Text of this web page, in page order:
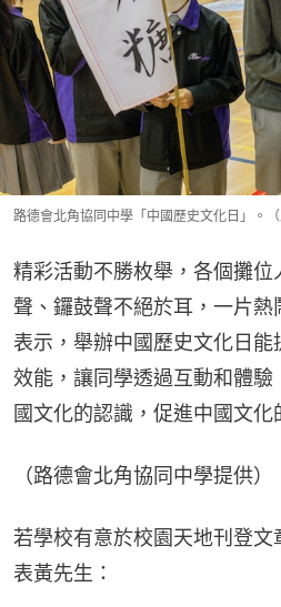
路德會北角協同中學「中國歷史文化日」。
精彩活動不勝枚舉，各個攤位
聲、鑼鼓聲不絕於耳，一片
表示，舉辦中國歷史文化日能
效能，讓同學透過互動和體
國文化的認識，促進中國文化
（路德會北角協同中學提供）
若學校有意於校園天地刊登
表黃先生：